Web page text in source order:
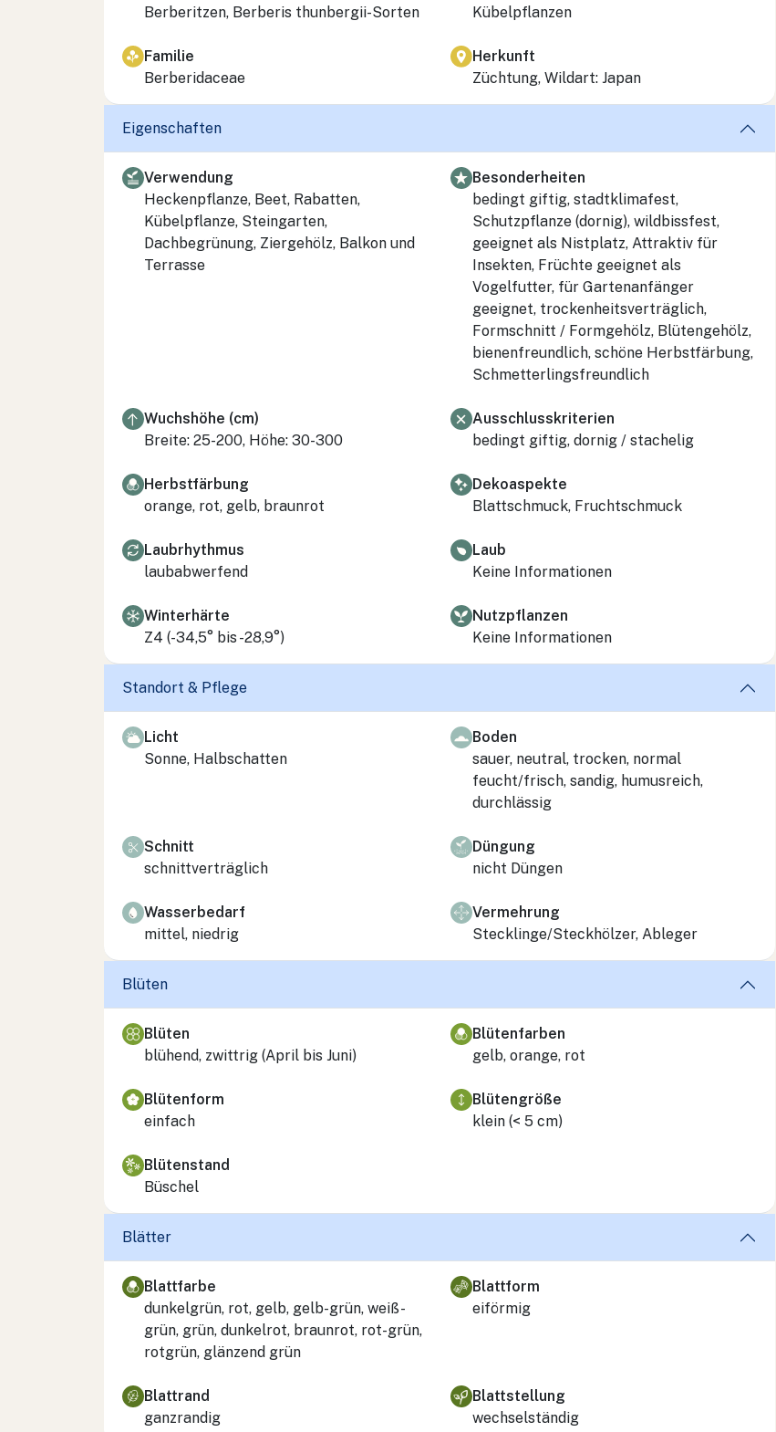
Berberitzen, Berberis thunbergii-Sorten
Kübelpflanzen
Familie
Berberidaceae
Herkunft
Züchtung, Wildart: Japan
Eigenschaften
Verwendung
Heckenpflanze, Beet, Rabatten,
Kübelpflanze, Steingarten,
Dachbegrünung, Ziergehölz, Balkon und
Terrasse
Besonderheiten
bedingt giftig, stadtklimafest,
Schutzpflanze (dornig), wildbissfest,
geeignet als Nistplatz, Attraktiv für
Insekten, Früchte geeignet als
Vogelfutter, für Gartenanfänger
geeignet, trockenheitsverträglich,
Formschnitt / Formgehölz, Blütengehölz,
bienenfreundlich, schöne Herbstfärbung,
Schmetterlingsfreundlich
Wuchshöhe (cm)
Breite: 25-200, Höhe: 30-300
Ausschlusskriterien
bedingt giftig, dornig / stachelig
Herbstfärbung
orange, rot, gelb, braunrot
Dekoaspekte
Blattschmuck, Fruchtschmuck
Laubrhythmus
laubabwerfend
Laub
Keine Informationen
Winterhärte
Z4 (-34,5° bis -28,9°)
Nutzpflanzen
Keine Informationen
Standort & Pflege
Licht
Sonne, Halbschatten
Boden
sauer, neutral, trocken, normal
feucht/frisch, sandig, humusreich,
durchlässig
Schnitt
schnittverträglich
Düngung
nicht Düngen
Wasserbedarf
mittel, niedrig
Vermehrung
Stecklinge/Steckhölzer, Ableger
Blüten
Blüten
blühend, zwittrig (April bis Juni)
Blütenfarben
gelb, orange, rot
Blütenform
einfach
Blütengröße
klein (< 5 cm)
Blütenstand
Büschel
Blätter
Blattfarbe
dunkelgrün, rot, gelb, gelb-grün, weiß-
grün, grün, dunkelrot, braunrot, rot-grün,
rotgrün, glänzend grün
Blattform
eiförmig
Blattrand
ganzrandig
Blattstellung
wechselständig